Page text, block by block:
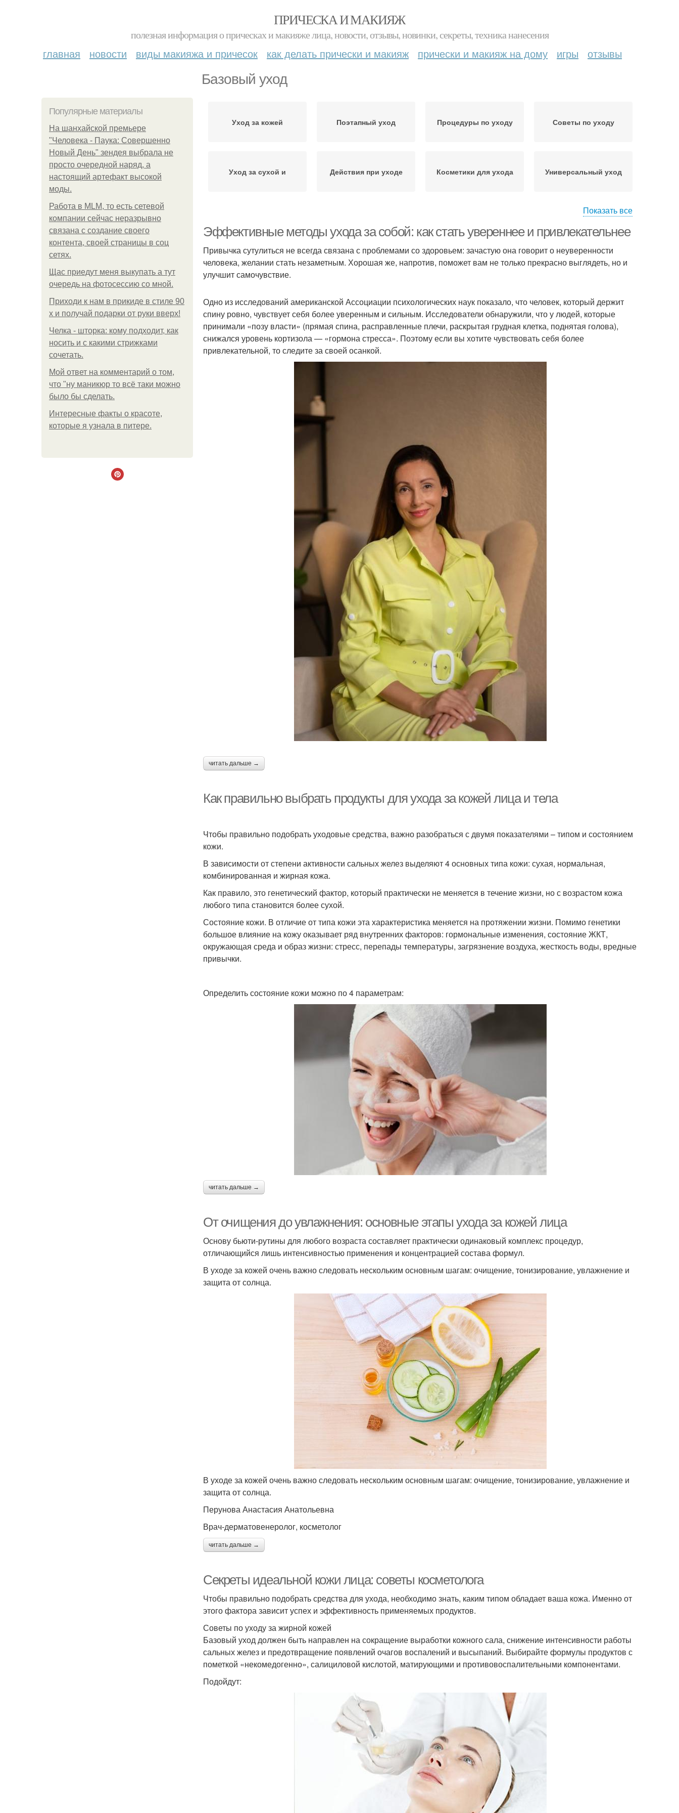
ПРИЧЕСКА И МАКИЯЖ
полезная информация о прическах и макияже лица, новости, отзывы, новинки, секреты, техника нанесения
главная новости виды макияжа и причесок как делать прически и макияж прически и макияж на дому игры отзывы
Базовый уход
Популярные материалы
На шанхайской премьере
"Человека - Паука: Совершенно
Новый День" зендея выбрала не
просто очередной наряд, а
настоящий артефакт высокой
моды.
Работа в MLM, то есть сетевой
компании сейчас неразрывно
связана с создание своего
контента, своей страницы в соц
сетях.
Щас приедут меня выкупать а тут
очередь на фотосессию со мной.
Приходи к нам в прикиде в стиле 90
х и получай подарки от руки вверх!
Челка - шторка: кому подходит, как
носить и с какими стрижками
сочетать.
Мой ответ на комментарий о том,
что "ну маникюр то всё таки можно
было бы сделать.
Интересные факты о красоте,
которые я узнала в питере.
Уход за кожей Поэтапный уход Процедуры по уходу Советы по уходу
Уход за сухой и Действия при уходе Косметики для ухода Универсальный уход
Средства по уходу
Профессиональный
уход
Советы по базовому
уходу
Комплексный уход Грамотный уход
Советы по
Рекомендации по уходу
Показать все
Эффективные методы ухода за собой: как стать увереннее и привлекательнее
Привычка сутулиться не всегда связана с проблемами со здоровьем: зачастую она говорит о неуверенности
человека, желании стать незаметным. Хорошая же, напротив, поможет вам не только прекрасно выглядеть, но и
улучшит самочувствие.
Одно из исследований американской Ассоциации психологических наук показало, что человек, который держит
спину ровно, чувствует себя более уверенным и сильным. Исследователи обнаружили, что у людей, которые
принимали «позу власти» (прямая спина, расправленные плечи, раскрытая грудная клетка, поднятая голова),
снижался уровень кортизола — «гормона стресса». Поэтому если вы хотите чувствовать себя более
привлекательной, то следите за своей осанкой.
читать дальше →
Как правильно выбрать продукты для ухода за кожей лица и тела
Чтобы правильно подобрать уходовые средства, важно разобраться с двумя показателями – типом и состоянием
кожи.
В зависимости от степени активности сальных желез выделяют 4 основных типа кожи: сухая, нормальная,
комбинированная и жирная кожа.
Как правило, это генетический фактор, который практически не меняется в течение жизни, но с возрастом кожа
любого типа становится более сухой.
Состояние кожи. В отличие от типа кожи эта характеристика меняется на протяжении жизни. Помимо генетики
большое влияние на кожу оказывает ряд внутренних факторов: гормональные изменения, состояние ЖКТ,
окружающая среда и образ жизни: стресс, перепады температуры, загрязнение воздуха, жесткость воды, вредные
привычки.
Определить состояние кожи можно по 4 параметрам:
читать дальше →
От очищения до увлажнения: основные этапы ухода за кожей лица
Основу бьюти-рутины для любого возраста составляет практически одинаковый комплекс процедур,
отличающийся лишь интенсивностью применения и концентрацией состава формул.
В уходе за кожей очень важно следовать нескольким основным шагам: очищение, тонизирование, увлажнение и
защита от солнца.
В уходе за кожей очень важно следовать нескольким основным шагам: очищение, тонизирование, увлажнение и
защита от солнца.
Перунова Анастасия Анатольевна
Врач-дерматовенеролог, косметолог
читать дальше →
Секреты идеальной кожи лица: советы косметолога
Чтобы правильно подобрать средства для ухода, необходимо знать, каким типом обладает ваша кожа. Именно от
этого фактора зависит успех и эффективность применяемых продуктов.
Советы по уходу за жирной кожей
Базовый уход должен быть направлен на сокращение выработки кожного сала, снижение интенсивности работы
сальных желез и предотвращение появлений очагов воспалений и высыпаний. Выбирайте формулы продуктов с
пометкой «некомедогенно», салициловой кислотой, матирующими и противовоспалительными компонентами.
Подойдут: